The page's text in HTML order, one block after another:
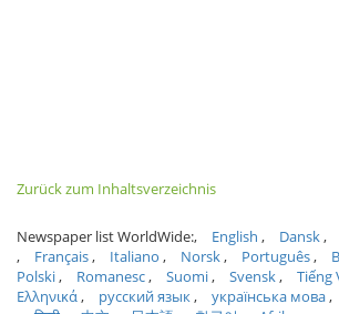
Zurück zum Inhaltsverzeichnis
Newspaper list WorldWide: English Dansk
Français
Italiano Norsk Português
Polski
Romanesc Suomi Svensk Tiếng
Ελληνικά
русский язык українська мова